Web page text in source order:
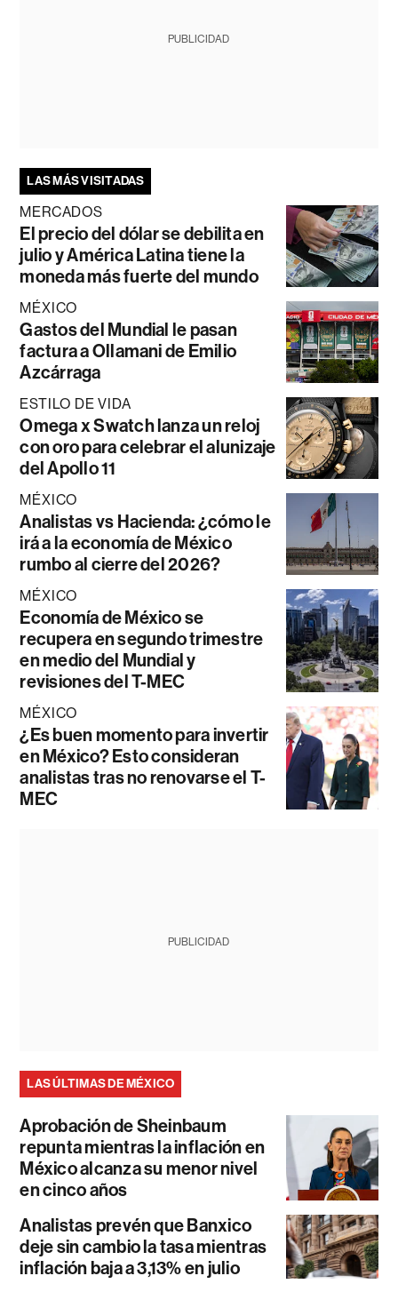
PUBLICIDAD
LAS MÁS VISITADAS
MERCADOS
El precio del dólar se debilita en
julio y América Latina tiene la
moneda más fuerte del mundo
MÉXICO
Gastos del Mundial le pasan
factura a Ollamani de Emilio
Azcárraga
ESTILO DE VIDA
Omega x Swatch lanza un reloj
con oro para celebrar el alunizaje
del Apollo 11
MÉXICO
Analistas vs Hacienda: ¿cómo le
irá a la economía de México
rumbo al cierre del 2026?
MÉXICO
Economía de México se
recupera en segundo trimestre
en medio del Mundial y
revisiones del T-MEC
MÉXICO
¿Es buen momento para invertir
en México? Esto consideran
analistas tras no renovarse el T-
MEC
PUBLICIDAD
LAS ÚLTIMAS DE MÉXICO
Aprobación de Sheinbaum
repunta mientras la inflación en
México alcanza su menor nivel
en cinco años
Analistas prevén que Banxico
deje sin cambio la tasa mientras
inflación baja a 3,13% en julio